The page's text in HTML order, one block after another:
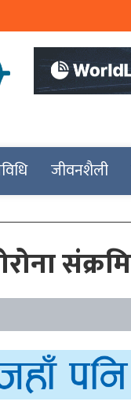
जीवनशैली